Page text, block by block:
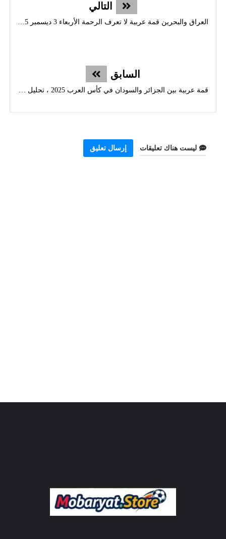
التالي
العراق والبحرين قمة عربية لا تعرف الرحمة الأربعاء 3 ديسمبر 2025
السابق
قمة عربية بين الجزائر والسودان في كأس العرب 2025 ، تحليل شامل وآخر الأخبار
ليست هناك تعليقات إرسال تعليق